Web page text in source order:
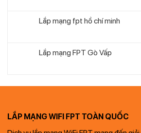
Lắp mạng fpt hồ chí minh
Lắp mạng FPT Gò Vấp
LẮP MẠNG WIFI FPT TOÀN QUỐC